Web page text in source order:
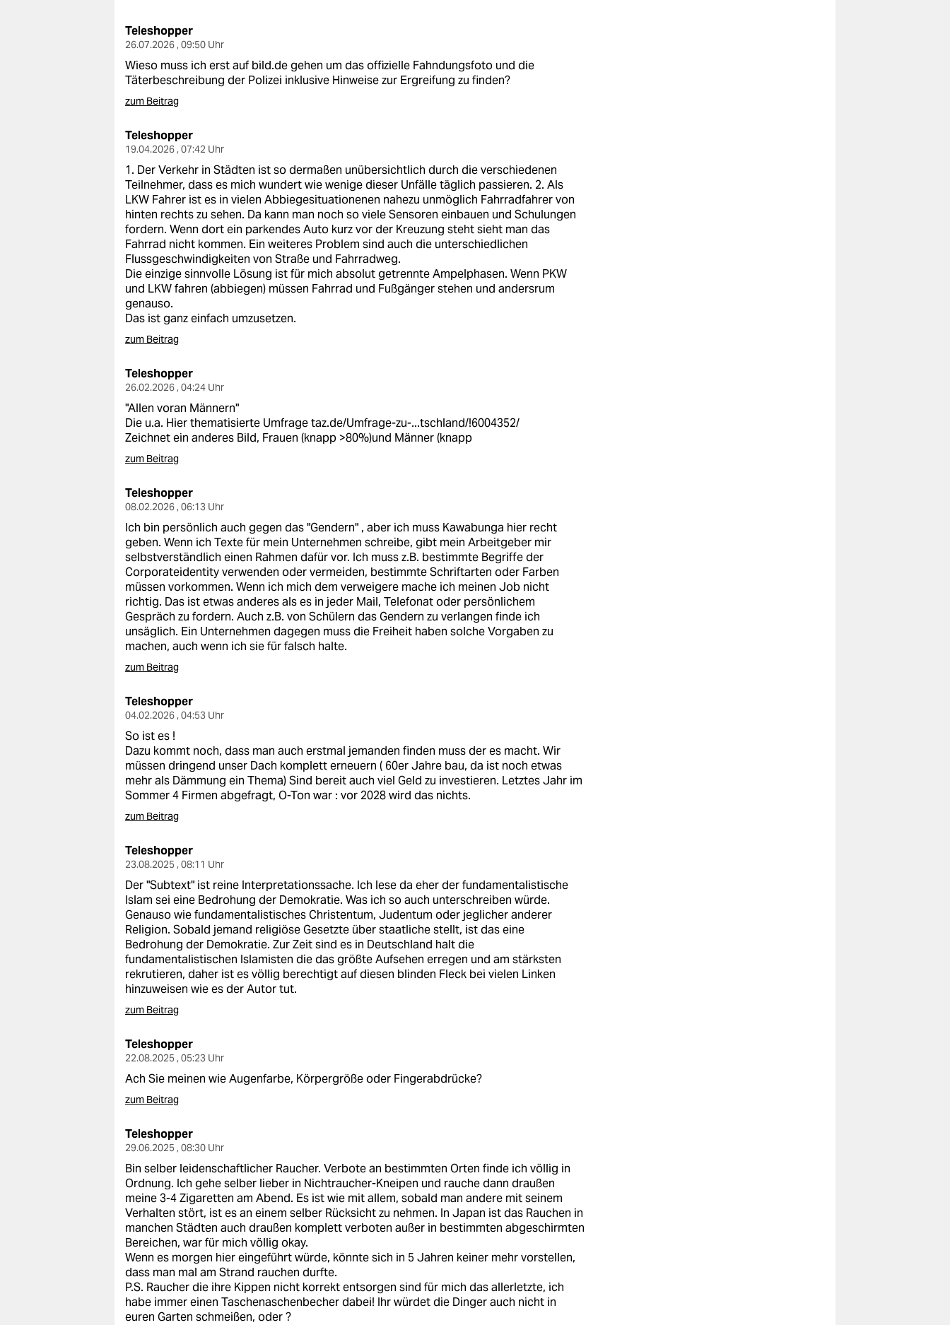
nord
wahrheit
verlag
veranstaltungen
shop
fragen & hilfe
unterstützen
abo
genossenschaft
epaper login
Teleshopper
26.07.2026 , 09:50 Uhr
Wieso muss ich erst auf bild.de gehen um das offizielle Fahndungsfoto und die
Täterbeschreibung der Polizei inklusive Hinweise zur Ergreifung zu finden?
zum Beitrag
Teleshopper
19.04.2026 , 07:42 Uhr
1. Der Verkehr in Städten ist so dermaßen unübersichtlich durch die verschiedenen
Teilnehmer, dass es mich wundert wie wenige dieser Unfälle täglich passieren. 2. Als
LKW Fahrer ist es in vielen Abbiegesituationenen nahezu unmöglich Fahrradfahrer von
hinten rechts zu sehen. Da kann man noch so viele Sensoren einbauen und Schulungen
fordern. Wenn dort ein parkendes Auto kurz vor der Kreuzung steht sieht man das
Fahrrad nicht kommen. Ein weiteres Problem sind auch die unterschiedlichen
Flussgeschwindigkeiten von Straße und Fahrradweg.
Die einzige sinnvolle Lösung ist für mich absolut getrennte Ampelphasen. Wenn PKW
und LKW fahren (abbiegen) müssen Fahrrad und Fußgänger stehen und andersrum
genauso.
Das ist ganz einfach umzusetzen.
zum Beitrag
Teleshopper
26.02.2026 , 04:24 Uhr
"Allen voran Männern"
Die u.a. Hier thematisierte Umfragetaz.de/Umfrage-zu-...tschland/!6004352/
Zeichnet ein anderes Bild, Frauen (knapp >80%)und Männer (knapp
zum Beitrag
Teleshopper
08.02.2026 , 06:13 Uhr
Ich bin persönlich auch gegen das "Gendern" , aber ich muss Kawabunga hier recht
geben. Wenn ich Texte für mein Unternehmen schreibe, gibt mein Arbeitgeber mir
selbstverständlich einen Rahmen dafür vor. Ich muss z.B. bestimmte Begriffe der
Corporateidentity verwenden oder vermeiden, bestimmte Schriftarten oder Farben
müssen vorkommen. Wenn ich mich dem verweigere mache ich meinen Job nicht
richtig. Das ist etwas anderes als es in jeder Mail, Telefonat oder persönlichem
Gespräch zu fordern. Auch z.B. von Schülern das Gendern zu verlangen finde ich
unsäglich. Ein Unternehmen dagegen muss die Freiheit haben solche Vorgaben zu
machen, auch wenn ich sie für falsch halte.
zum Beitrag
Teleshopper
04.02.2026 , 04:53 Uhr
So ist es !
Dazu kommt noch, dass man auch erstmal jemanden finden muss der es macht. Wir
müssen dringend unser Dach komplett erneuern ( 60er Jahre bau, da ist noch etwas
mehr als Dämmung ein Thema) Sind bereit auch viel Geld zu investieren. Letztes Jahr im
Sommer 4 Firmen abgefragt, O-Ton war : vor 2028 wird das nichts.
zum Beitrag
Teleshopper
23.08.2025 , 08:11 Uhr
Der "Subtext" ist reine Interpretationssache. Ich lese da eher der fundamentalistische
Islam sei eine Bedrohung der Demokratie. Was ich so auch unterschreiben würde.
Genauso wie fundamentalistisches Christentum, Judentum oder jeglicher anderer
Religion. Sobald jemand religiöse Gesetzte über staatliche stellt, ist das eine
Bedrohung der Demokratie. Zur Zeit sind es in Deutschland halt die
fundamentalistischen Islamisten die das größte Aufsehen erregen und am stärksten
rekrutieren, daher ist es völlig berechtigt auf diesen blinden Fleck bei vielen Linken
hinzuweisen wie es der Autor tut.
zum Beitrag
Teleshopper
22.08.2025 , 05:23 Uhr
Ach Sie meinen wie Augenfarbe, Körpergröße oder Fingerabdrücke?
zum Beitrag
Teleshopper
29.06.2025 , 08:30 Uhr
Bin selber leidenschaftlicher Raucher. Verbote an bestimmten Orten finde ich völlig in
Ordnung. Ich gehe selber lieber in Nichtraucher-Kneipen und rauche dann draußen
meine 3-4 Zigaretten am Abend. Es ist wie mit allem, sobald man andere mit seinem
Verhalten stört, ist es an einem selber Rücksicht zu nehmen. In Japan ist das Rauchen in
manchen Städten auch draußen komplett verboten außer in bestimmten abgeschirmten
Bereichen, war für mich völlig okay.
Wenn es morgen hier eingeführt würde, könnte sich in 5 Jahren keiner mehr vorstellen,
dass man mal am Strand rauchen durfte.
P.S. Raucher die ihre Kippen nicht korrekt entsorgen sind für mich das allerletzte, ich
habe immer einen Taschenaschenbecher dabei! Ihr würdet die Dinger auch nicht in
euren Garten schmeißen, oder ?